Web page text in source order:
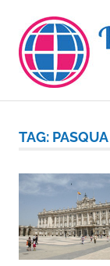
contenuto
TAG: